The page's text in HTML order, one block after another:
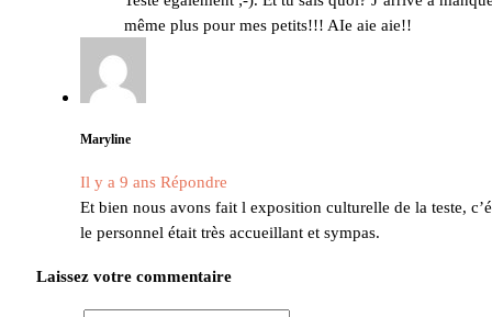
même plus pour mes petits!!! AIe aie aie!!
Maryline
Il y a 9 ans Répondre
Et bien nous avons fait l exposition culturelle de la teste,
le personnel était très accueillant et sympas.
Laissez votre commentaire